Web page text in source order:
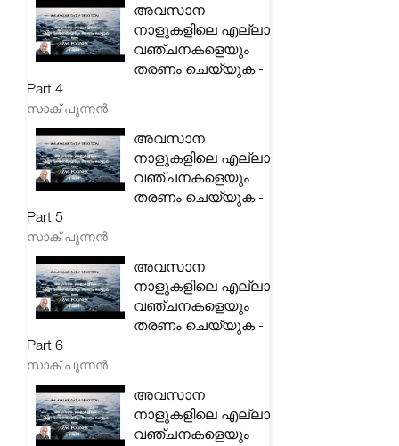
അവസാന
നാളുകളിലെ എല്ലാ
വഞ്ചനകളെയും
തരണം ചെയ്യുക -
Part 4
സാക് പുന്നൻ
അവസാന
നാളുകളിലെ എല്ലാ
വഞ്ചനകളെയും
തരണം ചെയ്യുക -
Part 5
സാക് പുന്നൻ
അവസാന
നാളുകളിലെ എല്ലാ
വഞ്ചനകളെയും
തരണം ചെയ്യുക -
Part 6
സാക് പുന്നൻ
അവസാന
നാളുകളിലെ എല്ലാ
വഞ്ചനകളെയും